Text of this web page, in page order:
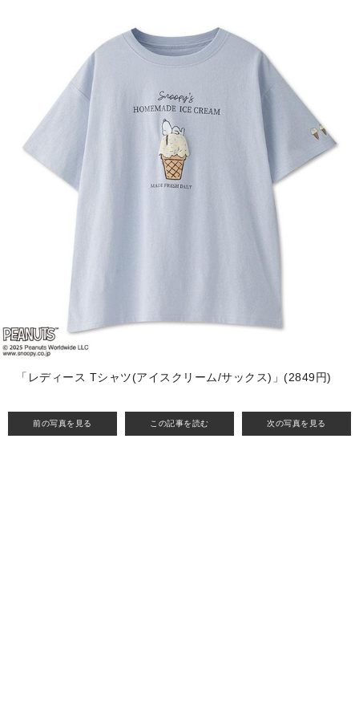
前の写真を見る この記事を読む 次の写真を見る
「レディース Tシャツ(アイスクリーム/サックス)」(2849円)